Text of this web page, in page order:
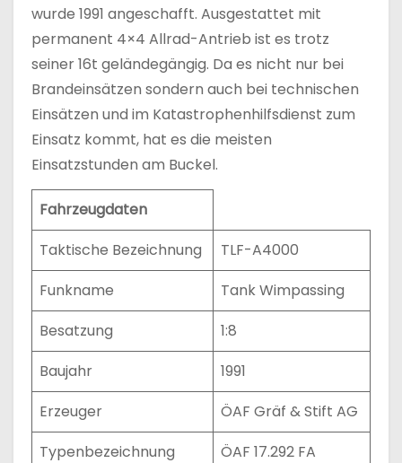
wurde 1991 angeschafft. Ausgestattet mit
permanent 4×4 Allrad-Antrieb ist es trotz
seiner 16t geländegängig. Da es nicht nur bei
Brandeinsätzen sondern auch bei technischen
Einsätzen und im Katastrophenhilfsdienst zum
Einsatz kommt, hat es die meisten
Einsatzstunden am Buckel.
Fahrzeugdaten
Taktische Bezeichnung
TLF-A4000
Funkname
Tank Wimpassing
Besatzung
1:8
Baujahr
1991
Erzeuger
ÖAF Gräf & Stift AG
Typenbezeichnung
ÖAF 17.292 FA